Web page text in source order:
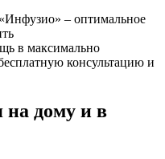
– оптимальное
в максимально
консультацию и
на дому и в